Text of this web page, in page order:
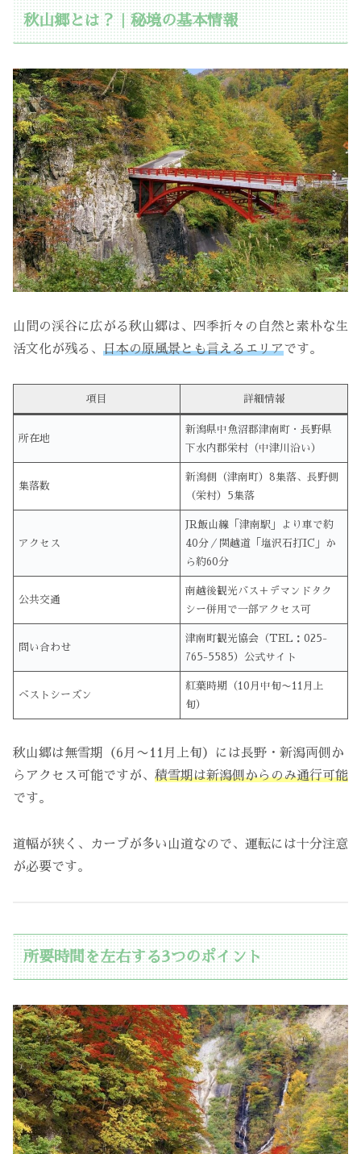
秋山郷とは？｜秘境の基本情報
山間の渓谷に広がる秋山郷は、四季折々の自然と素朴な生
活文化が残る、 日本の原風景とも言えるエリアです。
項目 詳細情報
所在地
新潟県中魚沼郡津南町・長野県
下水内郡栄村（中津川沿い）
集落数
新潟側（津南町）8集落、長野側
（栄村）5集落
アクセス
JR飯山線「津南駅」より車で約
40分／関越道「塩沢石打IC」か
ら約60分
公共交通
南越後観光バス＋デマンドタク
シー併用で一部アクセス可
問い合わせ
津南町観光協会（TEL：025-
765-5585）公式サイト
ベストシーズン
紅葉時期（10月中旬〜11月上
旬）
秋山郷は無雪期（6月〜11月上旬）には長野・新潟両側か
らアクセス可能ですが、 積雪期は新潟側からのみ通行可能
です。
道幅が狭く、カーブが多い山道なので、運転には十分注意
が必要です。
所要時間を左右する3つのポイント